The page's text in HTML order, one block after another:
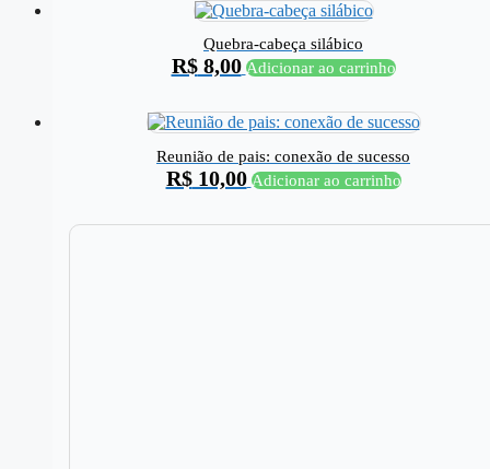
Quebra-cabeça silábico
R$8,00 Adicionar ao carrinho
Reunião de pais: conexão de sucesso
R$10,00 Adicionar ao carrinho